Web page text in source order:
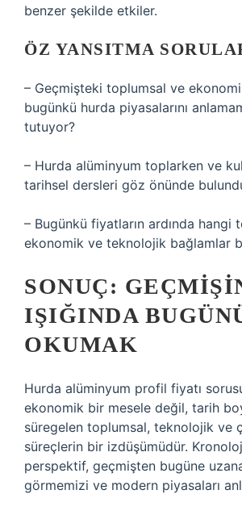
benzer şekilde etkiler.
ÖZ YANSITMA
– Geçmişteki toplumsal ve
bugünkü hurda piyasalarını
tutuyor?
– Hurda alüminyum toplarken ve
tarihsel dersleri göz önünde
– Bugünkü fiyatların ardında hangi
ekonomik ve teknolojik bağlamlar
SONUÇ:
IŞIĞINDA
OKUMAK
Hurda alüminyum profil fiyatı
ekonomik bir mesele değil, tarih
süregelen toplumsal, teknolojik ve
süreçlerin bir izdüşümüdür.
perspektif, geçmişten bugüne
görmemizi ve modern piyasaları